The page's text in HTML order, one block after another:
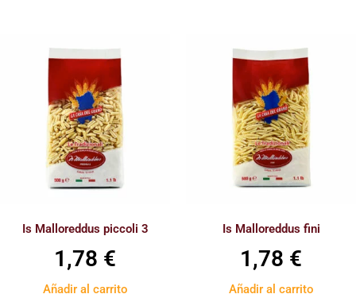
Is Malloreddus piccoli 3
1,78 €
Añadir al carrito
Is Malloreddus fini
1,78 €
Añadir al carrito